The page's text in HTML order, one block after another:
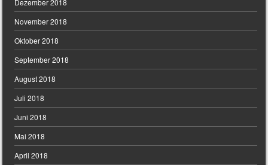
Dezember 2018
November 2018
Oktober 2018
September 2018
August 2018
Juli 2018
Juni 2018
Mai 2018
April 2018